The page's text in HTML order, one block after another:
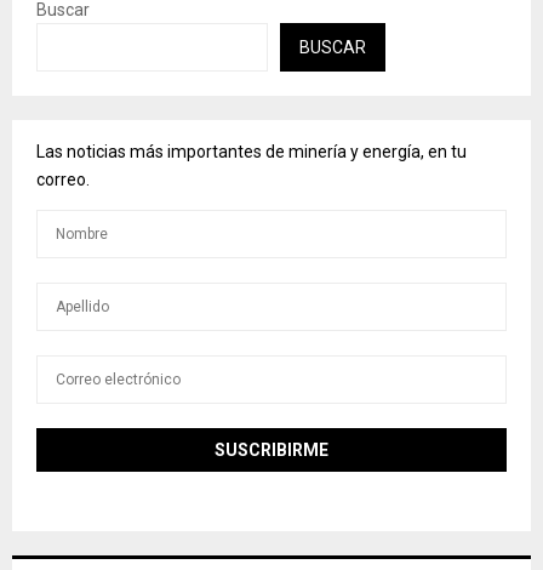
Buscar
BUSCAR
Las noticias más importantes de minería y energía, en tu
correo.